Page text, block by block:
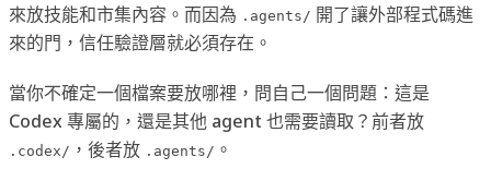
來放技能和市集內容。而因為 .agents/ 開了讓外部程式碼進
來的門，信任驗證層就必須存在。
當你不確定一個檔案要放哪裡，問自己一個問題：這是
Codex 專屬的，還是其他 agent 也需要讀取？前者放
.codex/ ，後者放 .agents/ 。